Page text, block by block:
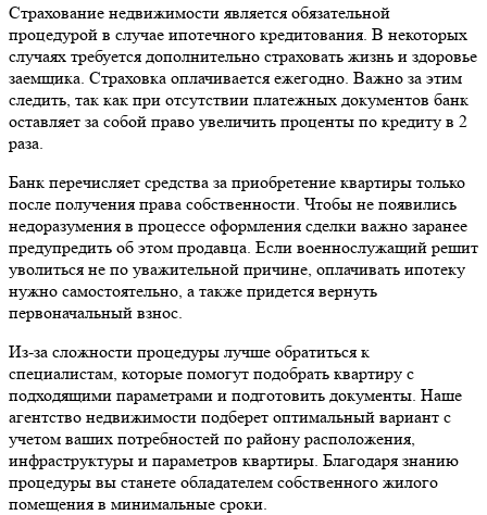
Страхование недвижимости является обязательной
процедурой в случае ипотечного кредитования. В некоторых
случаях требуется дополнительно страховать жизнь и здоровье
заемщика. Страховка оплачивается ежегодно. Важно за этим
следить, так как при отсутствии платежных документов банк
оставляет за собой право увеличить проценты по кредиту в 2
раза.
Банк перечисляет средства за приобретение квартиры только
после получения права собственности. Чтобы не появились
недоразумения в процессе оформления сделки важно заранее
предупредить об этом продавца. Если военнослужащий решит
уволиться не по уважительной причине, оплачивать ипотеку
нужно самостоятельно, а также придется вернуть
первоначальный взнос.
Из-за сложности процедуры лучше обратиться к
специалистам, которые помогут подобрать квартиру с
подходящими параметрами и подготовить документы. Наше
агентство недвижимости подберет оптимальный вариант с
учетом ваших потребностей по району расположения,
инфраструктуры и параметров квартиры. Благодаря знанию
процедуры вы станете обладателем собственного жилого
помещения в минимальные сроки.